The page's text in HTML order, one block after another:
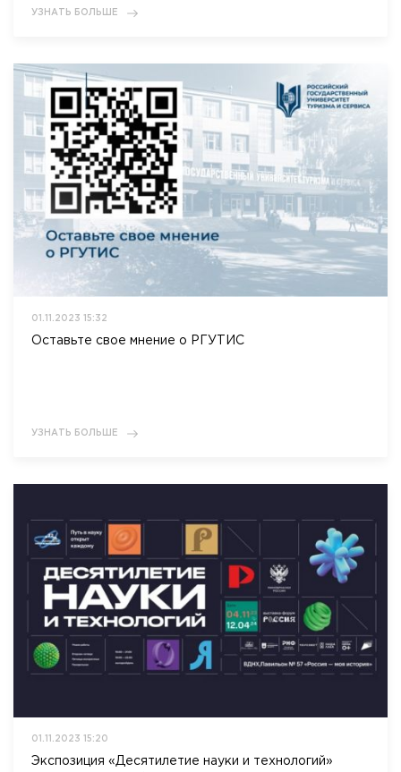
вс: выходной.
УЗНАТЬ БОЛЬШЕ
01.11.2023 15:32
Оставьте свое мнение о РГУТИС
УЗНАТЬ БОЛЬШЕ
01.11.2023 15:20
Экспозиция «Десятилетие науки и технологий»